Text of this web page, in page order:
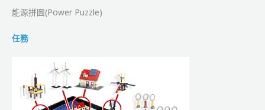
能源拼圖(Power Puzzle)
任務